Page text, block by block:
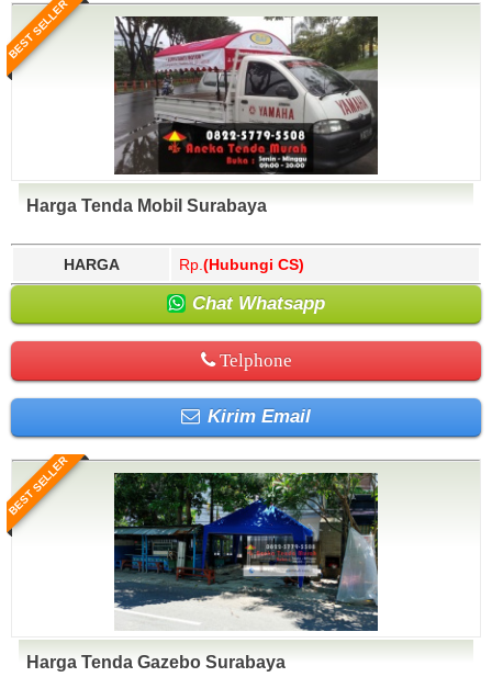
BEST SELLER
Harga Tenda Mobil Surabaya
HARGA Rp. (Hubungi CS)
Chat Whatsapp
Telphone
Kirim Email
BEST SELLER
Harga Tenda Gazebo Surabaya